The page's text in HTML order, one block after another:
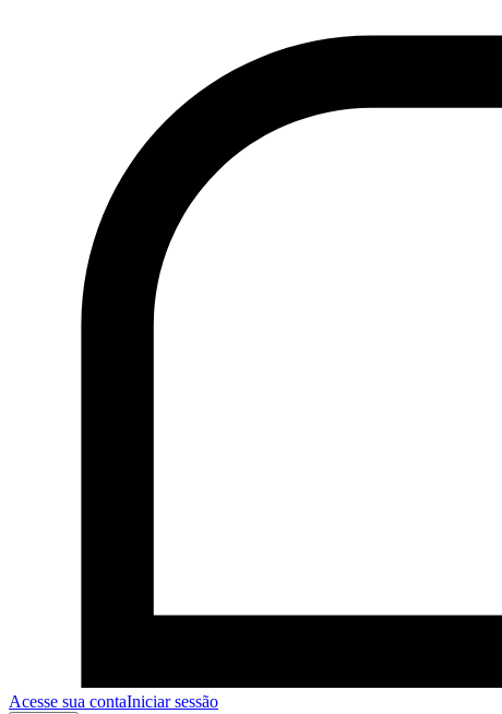
Acesse sua contaIniciar sessão